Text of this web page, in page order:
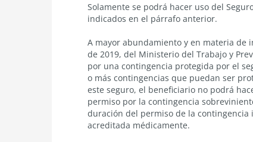
Solamente se podrá hacer uso del
indicados en el párrafo anterior.
A mayor abundamiento y en materia de
de 2019, del Ministerio del Trabajo y
por una contingencia protegida por el
o más contingencias que puedan ser
este seguro, el beneficiario no podrá
permiso por la contingencia
duración del permiso de la
acreditada médicamente.